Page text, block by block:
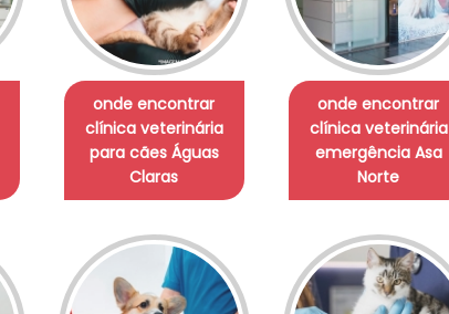
onde encontrar
clínica veterinária
para cães Águas
Claras
onde encontrar
clínica veterinária
emergência Asa
Norte